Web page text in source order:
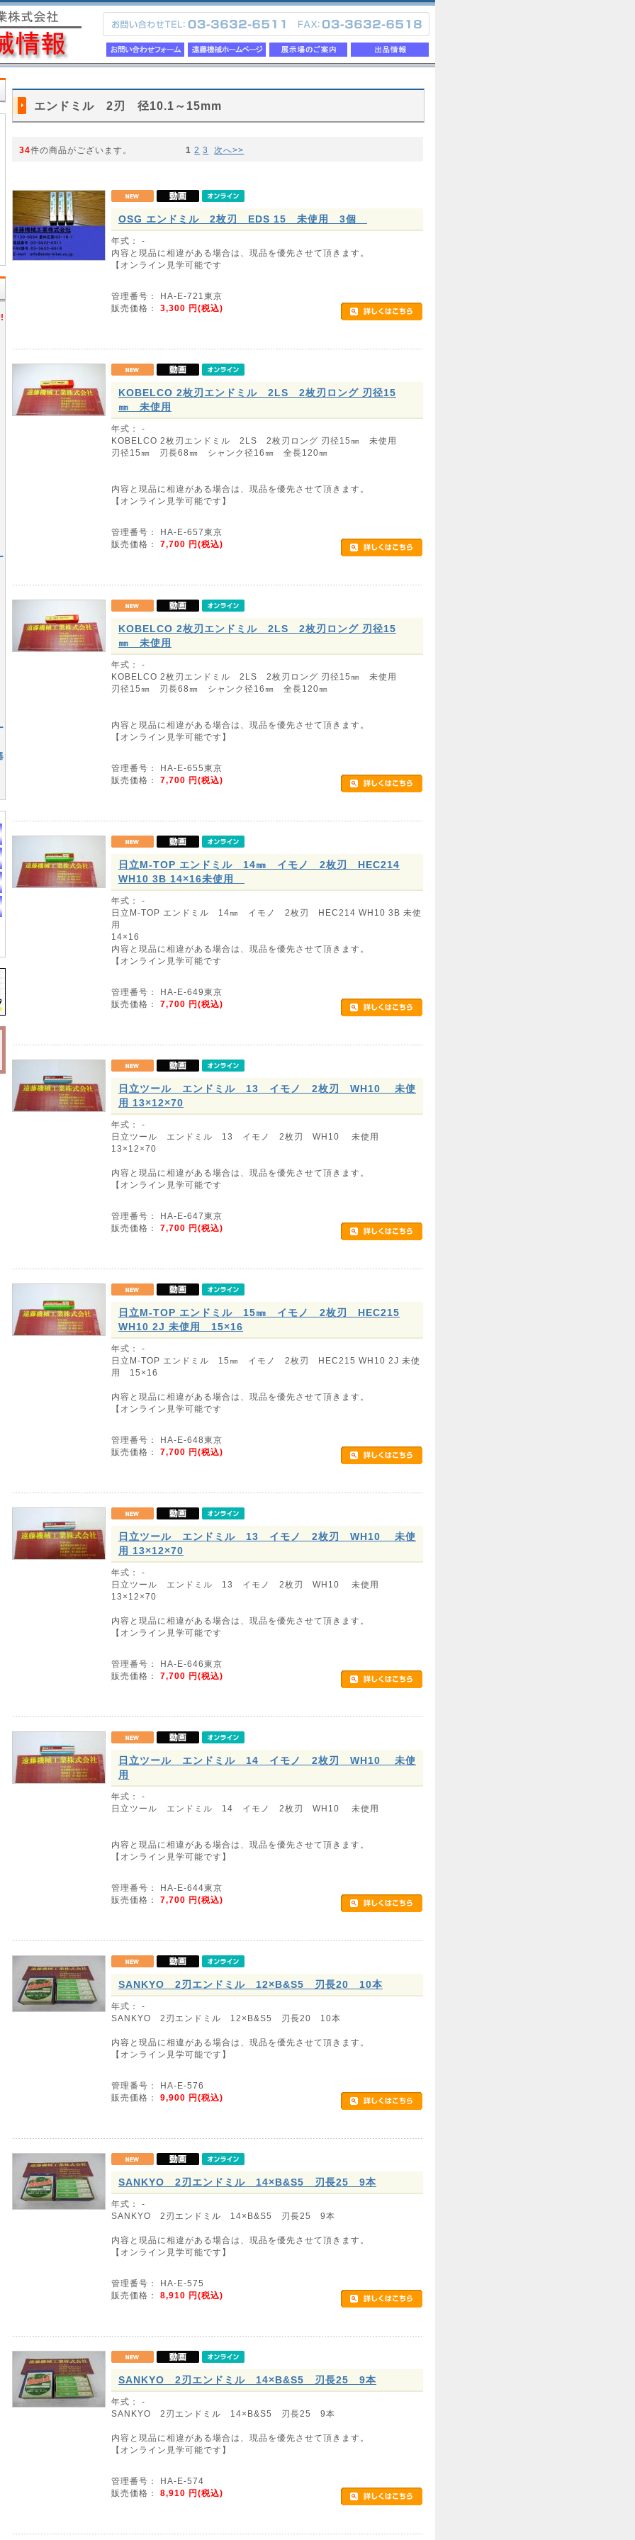
エンドミル 2刃 径10.1～15mm
34件の商品がございます。 1 2 3 次へ>>
OSG エンドミル 2枚刃 EDS 15 未使用 3個
年式： -
内容と現品に相違がある場合は、現品を優先させて頂きます。
【オンライン見学可能です
管理番号： HA-E-721東京
販売価格： 3,300 円(税込)
KOBELCO 2枚刃エンドミル 2LS 2枚刃ロング 刃径15
㎜ 未使用
年式： -
KOBELCO 2枚刃エンドミル 2LS 2枚刃ロング 刃径15㎜ 未使用
刃径15㎜ 刃長68㎜ シャンク径16㎜ 全長120㎜
内容と現品に相違がある場合は、現品を優先させて頂きます。
【オンライン見学可能です】
管理番号： HA-E-657東京
販売価格： 7,700 円(税込)
KOBELCO 2枚刃エンドミル 2LS 2枚刃ロング 刃径15
㎜ 未使用
年式： -
KOBELCO 2枚刃エンドミル 2LS 2枚刃ロング 刃径15㎜ 未使用
刃径15㎜ 刃長68㎜ シャンク径16㎜ 全長120㎜
内容と現品に相違がある場合は、現品を優先させて頂きます。
【オンライン見学可能です】
管理番号： HA-E-655東京
販売価格： 7,700 円(税込)
日立M-TOP エンドミル 14㎜ イモノ 2枚刃 HEC214
WH10 3B 14×16未使用
年式： -
日立M-TOP エンドミル 14㎜ イモノ 2枚刃 HEC214 WH10 3B 未使
用
14×16
内容と現品に相違がある場合は、現品を優先させて頂きます。
【オンライン見学可能です
管理番号： HA-E-649東京
販売価格： 7,700 円(税込)
日立ツール エンドミル 13 イモノ 2枚刃 WH10 未使
用 13×12×70
年式： -
日立ツール エンドミル 13 イモノ 2枚刃 WH10 未使用
13×12×70
内容と現品に相違がある場合は、現品を優先させて頂きます。
【オンライン見学可能です
管理番号： HA-E-647東京
販売価格： 7,700 円(税込)
日立M-TOP エンドミル 15㎜ イモノ 2枚刃 HEC215
WH10 2J 未使用 15×16
年式： -
日立M-TOP エンドミル 15㎜ イモノ 2枚刃 HEC215 WH10 2J 未使
用 15×16
内容と現品に相違がある場合は、現品を優先させて頂きます。
【オンライン見学可能です
管理番号： HA-E-648東京
販売価格： 7,700 円(税込)
日立ツール エンドミル 13 イモノ 2枚刃 WH10 未使
用 13×12×70
年式： -
日立ツール エンドミル 13 イモノ 2枚刃 WH10 未使用
13×12×70
内容と現品に相違がある場合は、現品を優先させて頂きます。
【オンライン見学可能です
管理番号： HA-E-646東京
販売価格： 7,700 円(税込)
日立ツール エンドミル 14 イモノ 2枚刃 WH10 未使
用
年式： -
日立ツール エンドミル 14 イモノ 2枚刃 WH10 未使用
内容と現品に相違がある場合は、現品を優先させて頂きます。
【オンライン見学可能です】
管理番号： HA-E-644東京
販売価格： 7,700 円(税込)
SANKYO 2刃エンドミル 12×B&S5 刃長20 10本
年式： -
SANKYO 2刃エンドミル 12×B&S5 刃長20 10本
内容と現品に相違がある場合は、現品を優先させて頂きます。
【オンライン見学可能です】
管理番号： HA-E-576
販売価格： 9,900 円(税込)
SANKYO 2刃エンドミル 14×B&S5 刃長25 9本
年式： -
SANKYO 2刃エンドミル 14×B&S5 刃長25 9本
内容と現品に相違がある場合は、現品を優先させて頂きます。
【オンライン見学可能です】
管理番号： HA-E-575
販売価格： 8,910 円(税込)
SANKYO 2刃エンドミル 14×B&S5 刃長25 9本
年式： -
SANKYO 2刃エンドミル 14×B&S5 刃長25 9本
内容と現品に相違がある場合は、現品を優先させて頂きます。
【オンライン見学可能です】
管理番号： HA-E-574
販売価格： 8,910 円(税込)